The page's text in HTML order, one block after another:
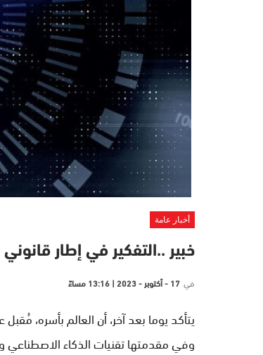
أخبار عامة
خبير ..التفكير في إطار
في 17 - أكتوبر - 2023 | 13:16 مساءً
يتأكد يوما بعد آخر، أن العالم بأسره،
وفي مقدمتها تقنيات الذكاء الاصطناعي